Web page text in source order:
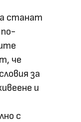
станат
че
за
и
с